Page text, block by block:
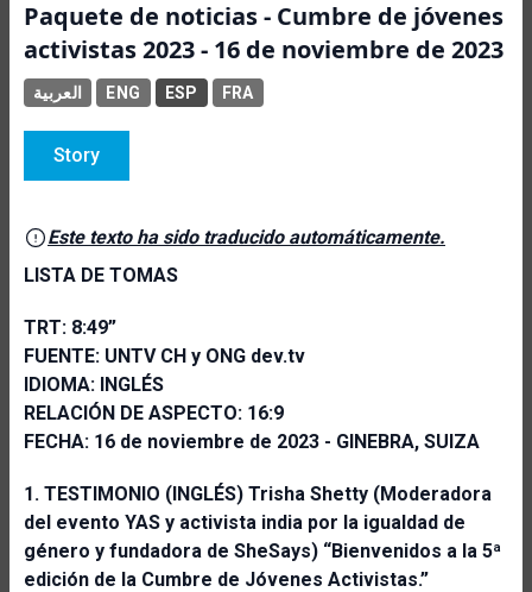
Paquete de noticias - Cumbre de jóvenes
activistas 2023 - 16 de noviembre de 2023
العربية ENG ESP FRA
Story
Este texto ha sido traducido automáticamente.
LISTA DE TOMAS
TRT: 8:49”
FUENTE: UNTV CH y ONG dev.tv
IDIOMA: INGLÉS
RELACIÓN DE ASPECTO: 16:9
FECHA: 16 de noviembre de 2023 - GINEBRA, SUIZA
1. TESTIMONIO (INGLÉS) Trisha Shetty (Moderadora
del evento YAS y activista india por la igualdad de
género y fundadora de SheSays) “Bienvenidos a la 5ª
edición de la Cumbre de Jóvenes Activistas.”